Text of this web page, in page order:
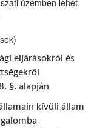
üzemben lehet.
eljárásokról és
§. alapján
kívüli állam